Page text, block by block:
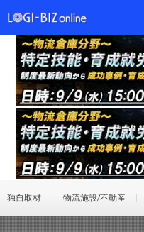
独自取材 物流施設/不動産